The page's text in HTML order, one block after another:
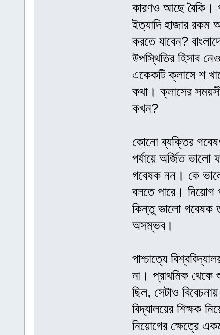
কারণও আছে বৈকি।
ইত্যাদি হাজার রকম
করতে যাবেন?
উপস্থিতির হিসাব
একেকটি ক্লাসে শ
কথা। ক্লাসের
কখন?
কোনো ব্যক্তির
পর্যায়ে অর্জিত
গবেষক নন। কে
বলতে পারে। নিয়োগ
কিন্তু ভালো গবেষক
অসম্ভব।
পাশ্চাত্যে
না। প্রাথমিক থেকে
ছিল, সেটাও
বিদ্যালয়ের শিক্ষক
নিয়োগের ক্ষেত্রে